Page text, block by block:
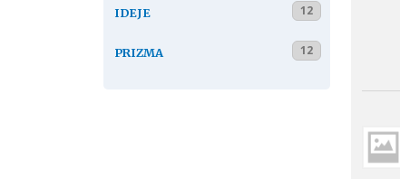
IDEJE 12
PRIZMA 12